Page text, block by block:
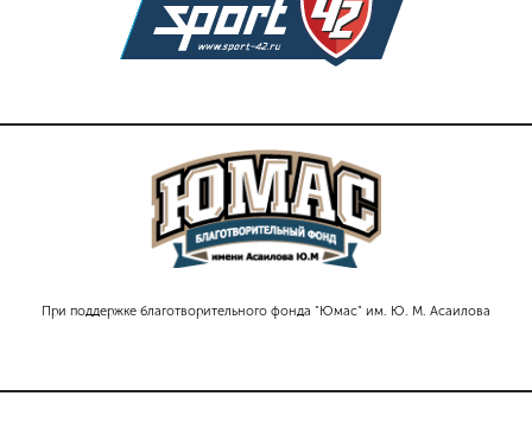
При поддержке благотворительного фонда "Юмас" им. Ю. М. Асаилова